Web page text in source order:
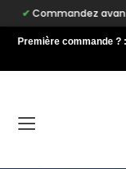
Commandez avant 15h,
Première commande ? :